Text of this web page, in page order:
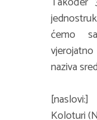
ćemo
naziva
[naslovi:]
Koloturi